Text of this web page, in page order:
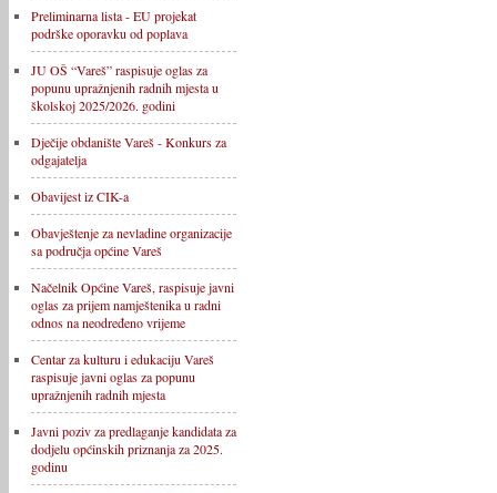
Preliminarna lista - EU projekat
podrške oporavku od poplava
JU OŠ “Vareš” raspisuje oglas za
popunu upražnjenih radnih mjesta u
školskoj 2025/2026. godini
Dječije obdanište Vareš - Konkurs za
odgajatelja
Obavijest iz CIK-a
Obavještenje za nevladine organizacije
sa područja općine Vareš
Načelnik Općine Vareš, raspisuje javni
oglas za prijem namještenika u radni
odnos na neodređeno vrijeme
Centar za kulturu i edukaciju Vareš
raspisuje javni oglas za popunu
upražnjenih radnih mjesta
Javni poziv za predlaganje kandidata za
dodjelu općinskih priznanja za 2025.
godinu